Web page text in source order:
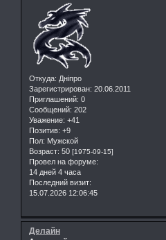
Откуда: Дніпро
Зарегистрирован: 20.06.2011
Приглашений: 0
Сообщений: 202
Уважение: +41
Позитив: +9
Пол: Мужской
Возраст: 50 [1975-09-15]
Провел на форуме:
14 дней 4 часа
Последний визит:
15.07.2026 12:06:45
Делайн